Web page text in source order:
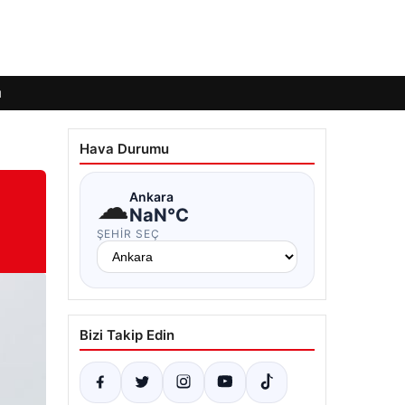
Hava Durumu
☁Ankara
NaN°C
ŞEHIR SEÇ
Bizi Takip Edin